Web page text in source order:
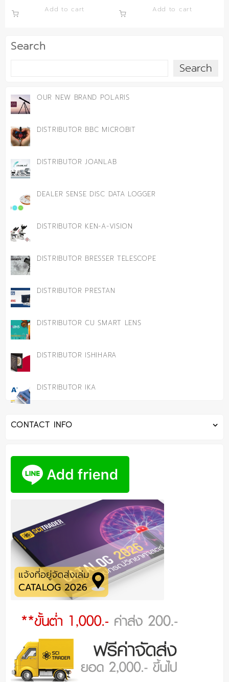
Search
Search
OUR NEW BRAND POLARIS
DISTRIBUTOR BBC MICROBIT
DISTRIBUTOR JOANLAB
DEALER SENSE DISC DATA LOGGER
DISTRIBUTOR KEN-A-VISION
DISTRIBUTOR BRESSER TELESCOPE
DISTRIBUTOR PRESTAN
DISTRIBUTOR CU SMART LENS
DISTRIBUTOR ISHIHARA
DISTRIBUTOR IKA
Add to cart Add to cart
CONTACT INFO